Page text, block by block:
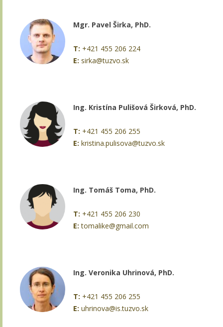
Mgr. Pavel Širka, PhD.
T: +421 455 206 224
E: sirka@tuzvo.sk
Ing. Kristína Pulišová Širková, PhD.
T: +421 455 206 255
E: kristina.pulisova@tuzvo.sk
Ing. Tomáš Toma, PhD.
T: +421 455 206 230
E: tomalike@gmail.com
Ing. Veronika Uhrinová, PhD.
T: +421 455 206 255
E: uhrinova@is.tuzvo.sk